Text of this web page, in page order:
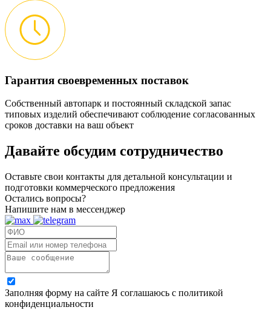
Гарантия своевременных поставок
Собственный автопарк и постоянный складской запас
типовых изделий обеспечивают соблюдение согласованных
сроков доставки на ваш объект
Давайте обсудим сотрудничество
Оставьте свои контакты для детальной консультации и
подготовки коммерческого предложения
Остались вопросы?
Напишите нам в мессенджер
Заполняя форму на сайте Я соглашаюсь с политикой
конфиденциальности